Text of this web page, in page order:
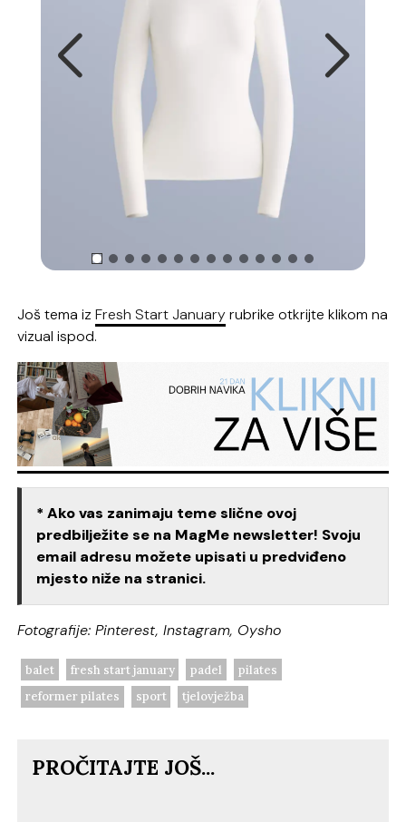
Još tema izFresh Start Januaryrubrike otkrijte klikom na
vizual ispod.
* Ako vas zanimaju teme slične ovoj
predbilježite se na MagMe newsletter! Svoju
email adresu možete upisati u predviđeno
mjesto niže na stranici.
Fotografije: Pinterest, Instagram, Oysho
balet fresh start january padel
pilates
reformer pilates
sport tjelovježba
PROČITAJTE JOŠ...